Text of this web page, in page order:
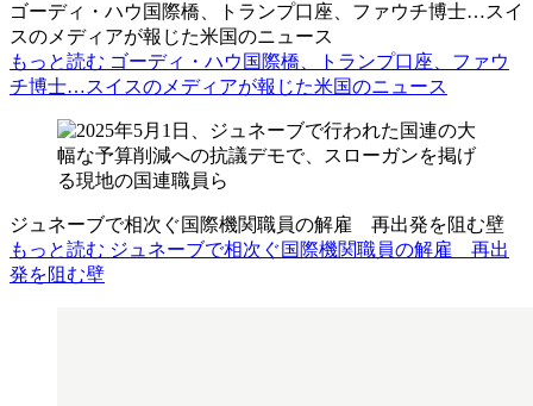
ゴーディ・ハウ国際橋、トランプ口座、ファウチ博士…スイ
スのメディアが報じた米国のニュース
もっと読む ゴーディ・ハウ国際橋、トランプ口座、ファウ
チ博士…スイスのメディアが報じた米国のニュース
ジュネーブで相次ぐ国際機関職員の解雇 再出発を阻む壁
もっと読む ジュネーブで相次ぐ国際機関職員の解雇 再出
発を阻む壁